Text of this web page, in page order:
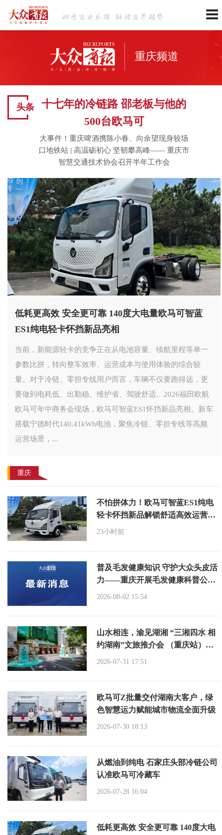
重庆频道
头条
十七年的冷链路 邵老板与他的
500台欧马可
大事件！重庆啤酒携陈小春、向余望现身较场
口地铁站 | 高温砺初心 坚韧攀高峰—— 重庆市
智慧交通技术协会召开半年工作会
低耗更高效 安全更可靠 140度大电量欧马可智蓝
ES1纯电轻卡怀挡新品亮相
当前，新能源轻卡的竞争正在从电池容量、续航里程等单一
参数比拼，转向整车效率、运营成本与使用体验的综合较
量。对于冷链、零担专线用户而言，车辆不仅要跑得远，更
要做到电耗低、出勤稳、维护省、驾驶舒适。2026福田欧航
欧马可年中商务会现场，欧马可智蓝ES1怀挡新品亮相。新车
搭载宁德时代140.41kWh电池，聚焦冷链、零担专线等高频
运营场景，...
重庆
不怕拼体力！欧马可智蓝ES1纯电
轻卡怀挡新品解锁舒适高效运营新
体验
23小时前
普及毛发健康知识 守护大众头皮活
力——重庆开展毛发健康科普公益
活动
2026-08-02 15:54
山水相连，渝见湖湘 “三湘四水 相
约湖南”文旅推介会 （重庆站）成
功举办
2026-07-31 17:51
欧马可Z批量交付湖南大客户，绿
色智慧运力赋能城市物流全面升级
2026-07-30 18:13
从燃油到纯电 石家庄头部冷链公司
认准欧马可冷藏车
2026-07-28 16:04
低耗更高效 安全更可靠 140度大电